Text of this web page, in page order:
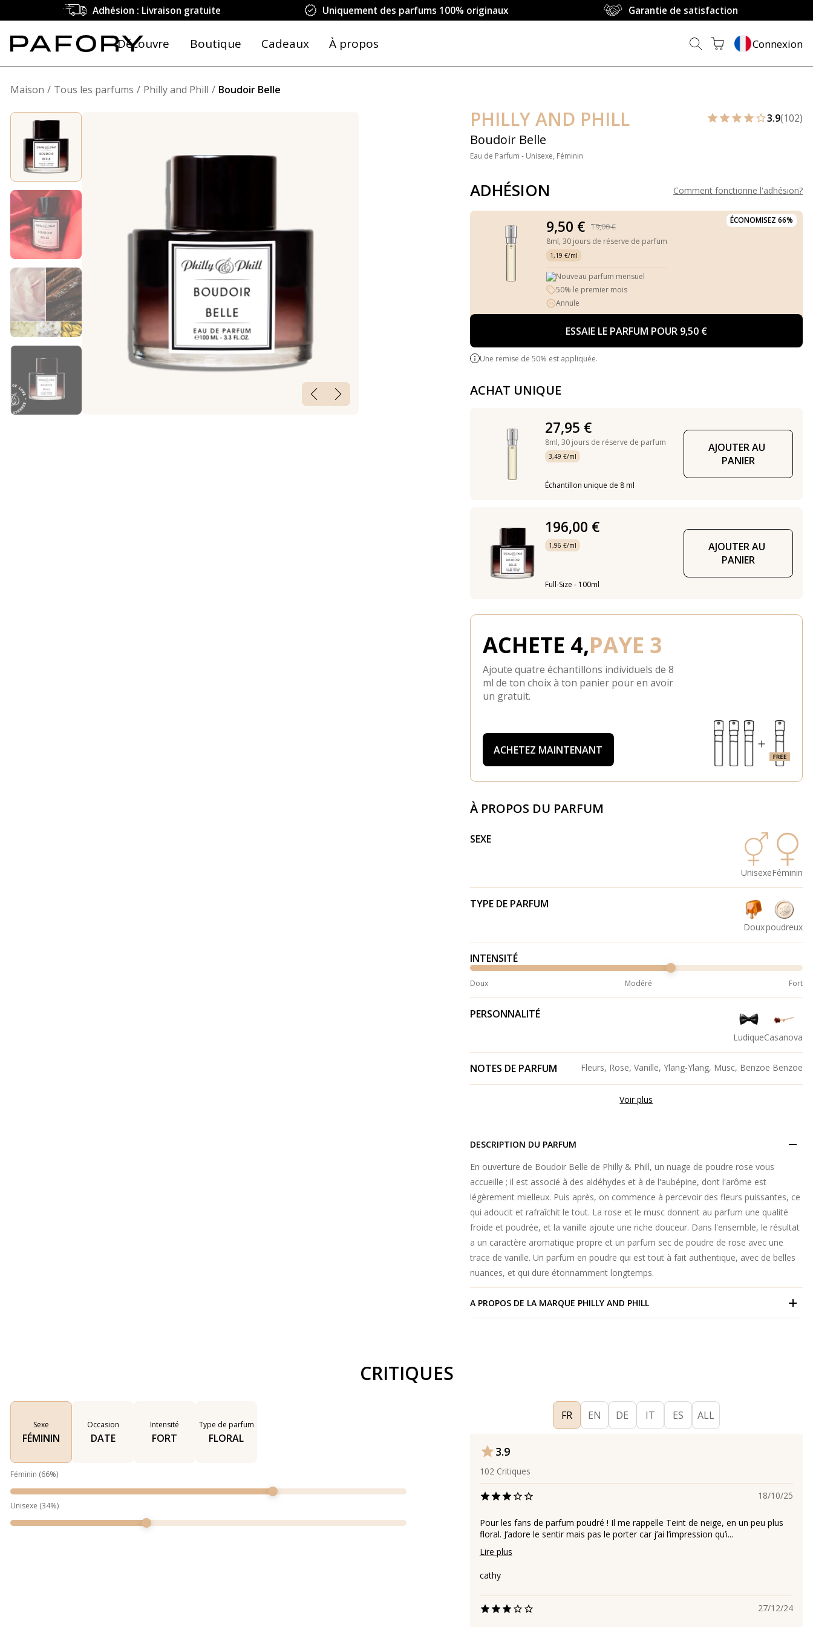
Adhésion : Livraison gratuite Uniquement des parfums 100% originaux Garantie de satisfaction
Découvre Boutique Cadeaux À propos Connexion
Maison Tous les parfums Philly and Phill Boudoir Belle
PHILLY AND PHILL
Boudoir Belle
Eau de Parfum - Unisexe, Féminin
3.9(102)
ADHÉSION Comment fonctionne l'adhésion?
ÉCONOMISEZ 66%
9,50 €
19,00 €
8ml, 30 jours de réserve de parfum
1,19 €/ml
Nouveau parfum mensuel
50% le premier mois
Annule
ESSAIE LE PARFUM POUR 9,50 €
Une remise de 50% est appliquée.
ACHAT UNIQUE
27,95 €
8ml, 30 jours de réserve de parfum
3,49 €/ml
Échantillon unique de 8 ml
AJOUTER AU
PANIER
196,00 €
1,96 €/ml
Full-Size - 100ml
AJOUTER AU
PANIER
ACHETE 4,PAYE 3
Ajoute quatre échantillons individuels de 8
ml de ton choix à ton panier pour en avoir
un gratuit.
ACHETEZ MAINTENANT
À PROPOS DU PARFUM
SEXE
UnisexeFéminin
TYPE DE PARFUM
Douxpoudreux
INTENSITÉ
Doux Modéré Fort
PERSONNALITÉ
LudiqueCasanova
NOTES DE PARFUM Fleurs, Rose, Vanille, Ylang-Ylang, Musc, Benzoe Benzoe
Voir plus
DESCRIPTION DU PARFUM
En ouverture de Boudoir Belle de Philly & Phill, un nuage de poudre rose vous
accueille ; il est associé à des aldéhydes et à de l'aubépine, dont l'arôme est
légèrement mielleux. Puis après, on commence à percevoir des fleurs puissantes, ce
qui adoucit et rafraîchit le tout. La rose et le musc donnent au parfum une qualité
froide et poudrée, et la vanille ajoute une riche douceur. Dans l'ensemble, le résultat
a un caractère aromatique propre et un parfum sec de poudre de rose avec une
trace de vanille. Un parfum en poudre qui est tout à fait authentique, avec de belles
nuances, et qui dure étonnamment longtemps.
A PROPOS DE LA MARQUE PHILLY AND PHILL
CRITIQUES
Sexe
FÉMININ
Occasion
DATE
Intensité
FORT
Type de parfum
FLORAL
Féminin (66%)
Unisexe (34%)
FR EN DE IT ES ALL
3.9
102 Critiques
18/10/25
Pour les fans de parfum poudré ! Il me rappelle Teint de neige, en un peu plus
floral. J’adore le sentir mais pas le porter car j’ai l’impression qu’i...
Lire plus
cathy
27/12/24